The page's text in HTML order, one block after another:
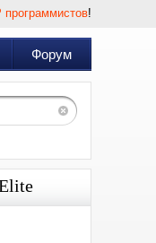
!
Форум